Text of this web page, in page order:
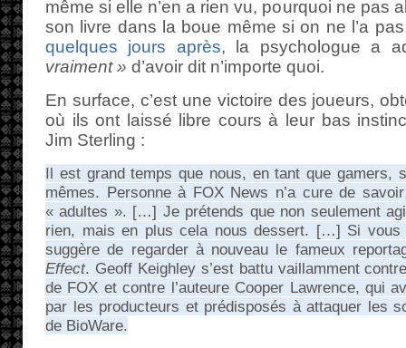
même si elle n’en a rien vu, pourquoi ne pas
son livre dans la boue même si on ne l’a
quelques jours après, la psychologue a
vraiment » d’avoir dit n’importe quoi.
En surface, c’est une victoire des joueurs,
où ils ont laissé libre cours à leur bas
Jim Sterling :
Il est grand temps que nous, en tant que gamers,
mêmes. Personne à FOX News n’a cure de
« adultes ». […] Je prétends que non seulement
rien, mais en plus cela nous dessert. […] Si
suggère de regarder à nouveau le fameux
Effect. Geoff Keighley s’est battu vaillamment
de FOX et contre l’auteure Cooper Lawrence, qui
par les producteurs et prédisposés à attaquer les
de BioWare.